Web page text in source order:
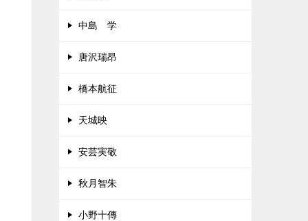
中島 学
唐沢瑞昂
橋本航征
天城映
安芸実敬
秋月智朱
小野十傳